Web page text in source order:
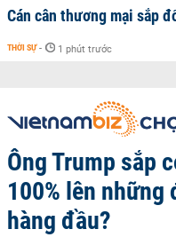
Cán cân thương mại sắp
THỜI SỰ - 1 phút trước
Ông Trump sắp
100% lên
hàng đầu?